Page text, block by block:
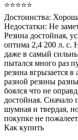
⭐⭐⭐⭐⭐
Достоинства:
Недостатки: Не
Резина достойная,
оптима 2,4 200 л. с.
даже в самый
пытался много раз
резина вгрызается
разной резины
боялся что не
достойная. Сначало
шумная и твердая,
покупке не
Как купить